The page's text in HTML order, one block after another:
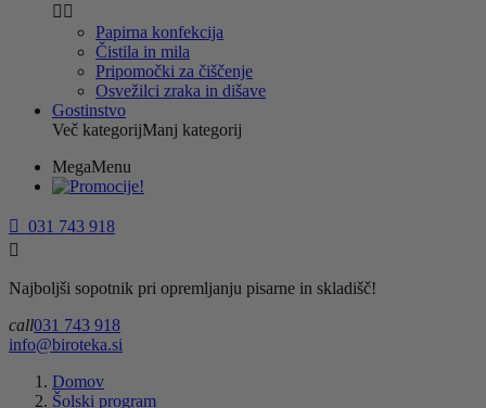
 
Papirna konfekcija
Čistila in mila
Pripomočki za čiščenje
Osvežilci zraka in dišave
Gostinstvo
Več kategorijManj kategorij
MegaMenu

031 743 918

Najboljši sopotnik pri opremljanju pisarne in skladišč!
call031 743 918
info@biroteka.si
Domov
Šolski program